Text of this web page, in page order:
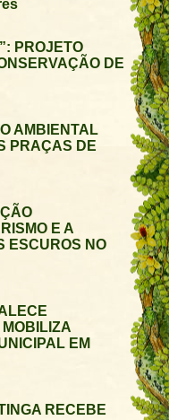
PROJETO
DE
AMBIENTAL
PRAÇAS DE
E A
ESCUROS NO
EM
RECEBE